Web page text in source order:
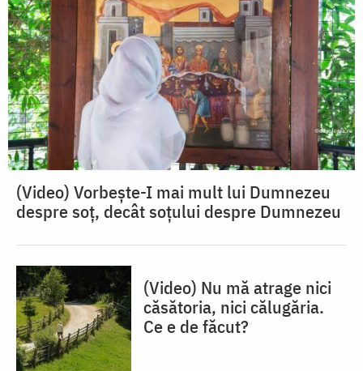
(Video) Vorbește-I mai mult lui Dumnezeu
despre soț, decât soțului despre Dumnezeu
(Video) Nu mă atrage nici
căsătoria, nici călugăria.
Ce e de făcut?